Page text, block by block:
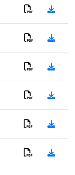
 
 
 
 
 
 